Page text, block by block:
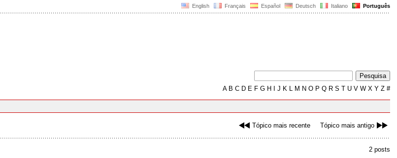
English Français Español Deutsch Italiano Português
AB C D E F G H J K L M N O P Q R S T U V W X Y Z #
Tópico mais recente Tópico mais antigo
2 posts